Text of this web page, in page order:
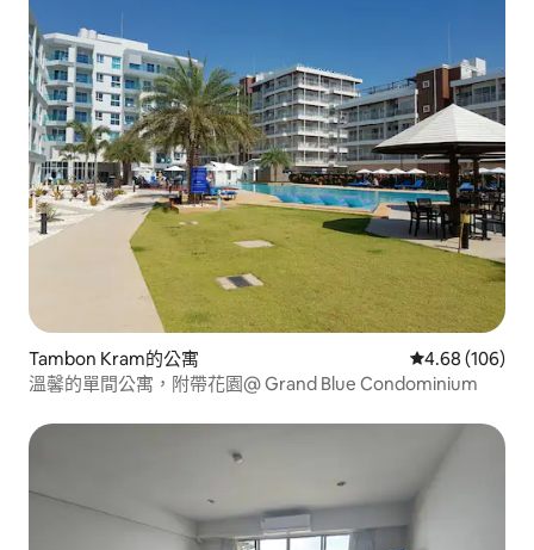
Tambon Kram的公寓 從 106 則評價
4.68 (106)
溫馨的單間公寓，附帶花園@ Grand Blue Condominium